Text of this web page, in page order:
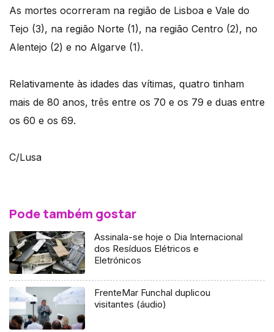
As mortes ocorreram na região de Lisboa e Vale do
Tejo (3), na região Norte (1), na região Centro (2), no
Alentejo (2) e no Algarve (1).
Relativamente às idades das vítimas, quatro tinham
mais de 80 anos, três entre os 70 e os 79 e duas entre
os 60 e os 69.
C/Lusa
Pode também gostar
Assinala-se hoje o Dia Internacional
dos Resíduos Elétricos e
Eletrónicos
FrenteMar Funchal duplicou
visitantes (áudio)